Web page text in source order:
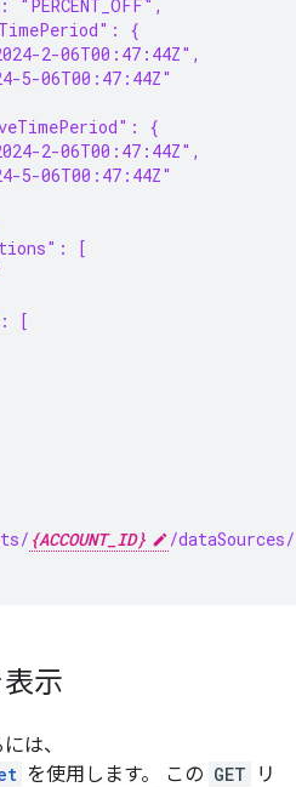
"PERCENT_OFF",
{
2-06T00:47:44Z",
5-06T00:47:44Z"
{
2-06T00:47:44Z",
5-06T00:47:44Z"
[
[
{ACCOUNT_ID}
/dataSources/
示
は、
を使用します。 この GET
リ